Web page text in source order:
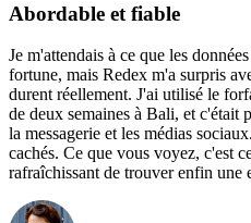
Abordable et fiable
Je m'attendais à ce que les
fortune, mais Redex m'a surpris
durent réellement. J'ai utilisé le
de deux semaines à Bali, et c'était
la messagerie et les médias
cachés. Ce que vous voyez, c'est
rafraîchissant de trouver enfin une